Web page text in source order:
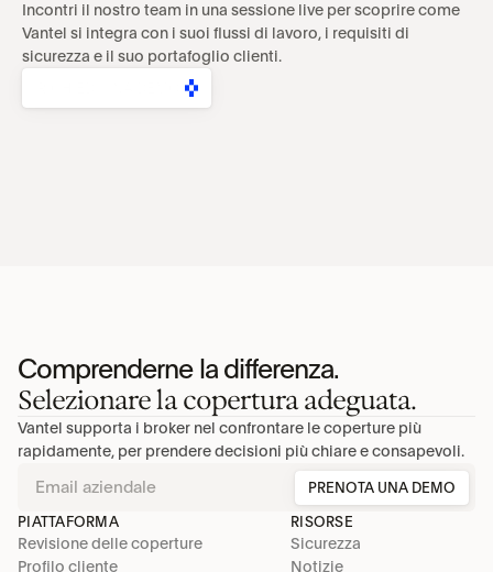
Incontri il nostro team in una sessione live per scoprire come
Vantel si integra con i suoi flussi di lavoro, i requisiti di
sicurezza e il suo portafoglio clienti.
Comprenderne la differenza.
Selezionare la copertura adeguata.
Vantel supporta i broker nel confrontare le coperture più
rapidamente, per prendere decisioni più chiare e consapevoli.
PRENOTA UNA DEMO
PIATTAFORMA
Revisione delle coperture
Profilo cliente
RISORSE
Sicurezza
Notizie